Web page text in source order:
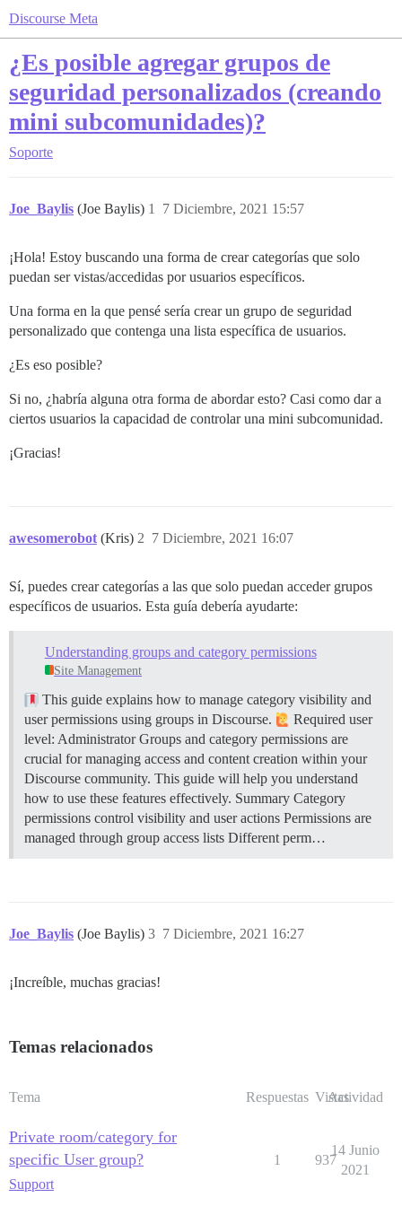
Discourse Meta
¿Es posible agregar grupos de
seguridad personalizados (creando
mini subcomunidades)?
Soporte
Joe_Baylis (Joe Baylis) 7 Diciembre, 2021 15:57
1
¡Hola! Estoy buscando una forma de crear categorías que solo
puedan ser vistas/accedidas por usuarios específicos.
Una forma en la que pensé sería crear un grupo de seguridad
personalizado que contenga una lista específica de usuarios.
¿Es eso posible?
Si no, ¿habría alguna otra forma de abordar esto? Casi como dar a
ciertos usuarios la capacidad de controlar una mini subcomunidad.
¡Gracias!
awesomerobot (Kris) 7 Diciembre, 2021 16:07
2
Sí, puedes crear categorías a las que solo puedan acceder grupos
específicos de usuarios. Esta guía debería ayudarte:
Understanding groups and category permissions
Site Management
This guide explains how to manage category visibility and
user permissions using groups in Discourse.
Required user
level: Administrator Groups and category permissions are
crucial for managing access and content creation within your
Discourse community. This guide will help you understand
how to use these features effectively. Summary Category
permissions control visibility and user actions Permissions are
managed through group access lists Different perm…
Joe_Baylis (Joe Baylis) 7 Diciembre, 2021 16:27
3
¡Increíble, muchas gracias!
Temas relacionados
Tema Respuestas Vistas
Actividad
Private room/category for
specific User group?
Support
1 937
14 Junio
2021